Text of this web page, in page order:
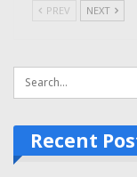
PREV NEXT
Recent